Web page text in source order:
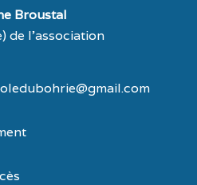
Broustal
de l'association